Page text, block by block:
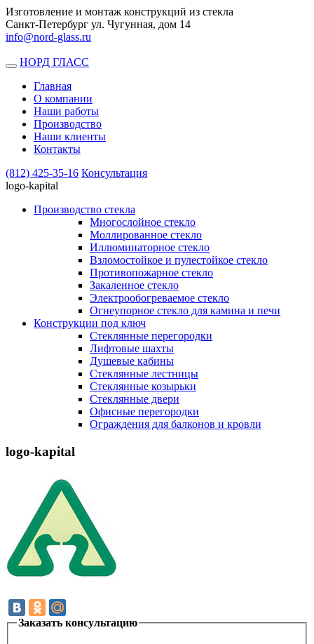
Изготовление и монтаж конструкций из стекла
Санкт-Петербург ул. Чугунная, дом 14
info@nord-glass.ru
Toggle
navigation
НОРД ГЛАСС
Главная
О компании
Наши работы
Производство
Наши клиенты
Контакты
(812) 425-35-16 Консультация
logo-kapital
Производство стекла
Многослойное стекло
Моллированное стекло
Иллюминаторное стекло
Взломостойкое и пулестойкое стекло
Противопожарное стекло
Закаленное стекло
Электрообогреваемое стекло
Огнеупорное стекло для камина и печи
Конструкции под ключ
Стеклянные перегородки
Лифтовые шахты
Душевые кабины
Cтеклянные лестницы
Cтеклянные козырьки
Cтеклянные двери
Офисные перегородки
Ограждения для балконов и кровли
logo-kapital
Заказать консультацию